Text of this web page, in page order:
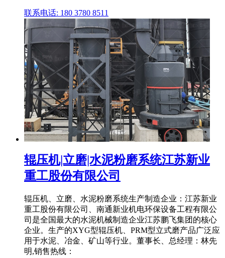
联系电话: 180 3780 8511
辊压机|立磨|水泥粉磨系统江苏新业
重工股份有限公司
辊压机、立磨、水泥粉磨系统生产制造企业：江苏新业
重工股份有限公司、南通新业机电环保设备工程有限公
司是全国最大的水泥机械制造企业江苏鹏飞集团的核心
企业。生产的XYG型辊压机、PRM型立式磨产品广泛应
用于水泥、冶金、矿山等行业。董事长、总经理：林先
明,销售热线：